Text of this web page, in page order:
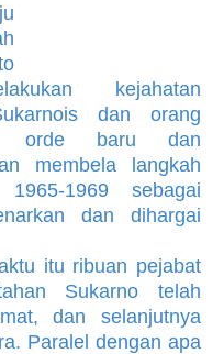
kejahatan
dan orang
orde baru dan
membela langkah
1969 sebagai
dan dihargai
itu ribuan pejabat
Sukarno telah
dan selanjutnya
Paralel dengan apa